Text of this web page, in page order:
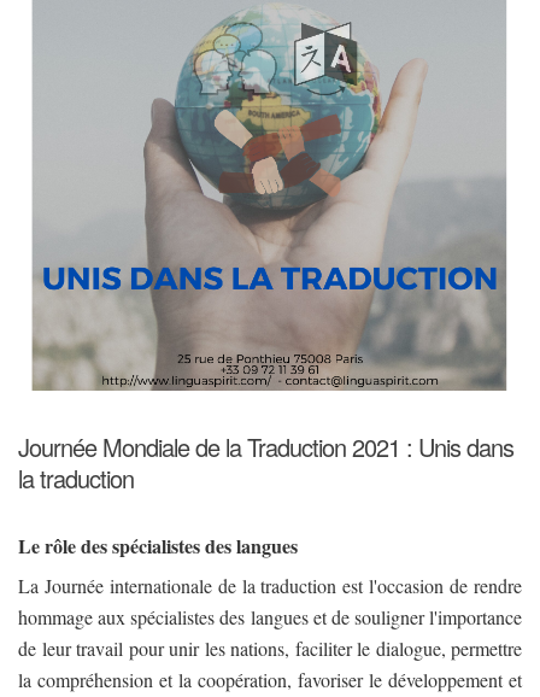
Journée Mondiale de la Traduction 2021 : Unis dans
la traduction
Le rôle des spécialistes des langues
La Journée internationale de la traduction est l'occasion de rendre
hommage aux spécialistes des langues et de souligner l'importance
de leur travail pour unir les nations, faciliter le dialogue, permettre
la compréhension et la coopération, favoriser le développement et